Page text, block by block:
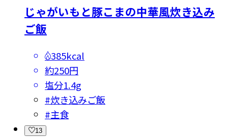
じゃがいもと豚こまの中華風炊き込み
ご飯
385kcal
約250円
塩分1.4g
#炊き込みご飯
#主食
13